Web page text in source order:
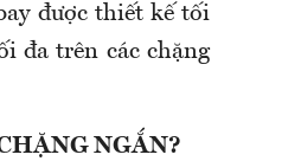
được thiết kế tối
đa trên các chặng
NGẮN?